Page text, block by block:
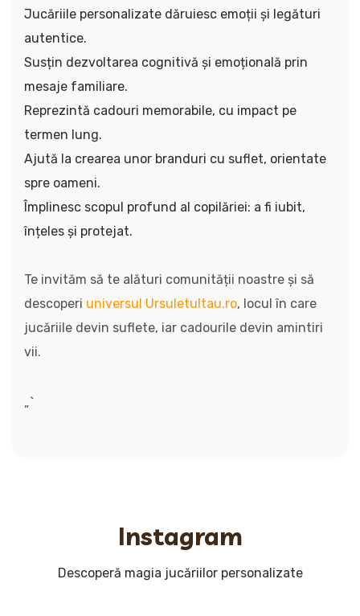
Jucăriile personalizate dăruiesc emoții și legături
autentice.
Susțin dezvoltarea cognitivă și emoțională prin
mesaje familiare.
Reprezintă cadouri memorabile, cu impact pe
termen lung.
Ajută la crearea unor branduri cu suflet, orientate
spre oameni.
Împlinesc scopul profund al copilăriei: a fi iubit,
înțeles și protejat.
Te invităm să te alături comunității noastre și să
descoperi universul Ursuletultau.ro, locul în care
jucăriile devin suflete, iar cadourile devin amintiri
vii.
„`
Instagram
Descoperă magia jucăriilor personalizate